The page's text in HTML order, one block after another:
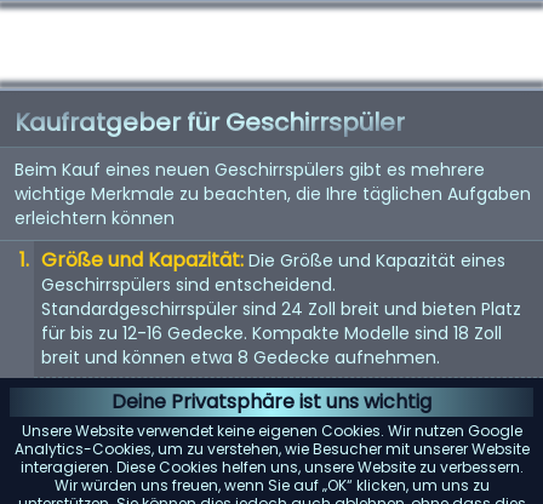
Deine Privatsphäre ist uns wichtig
Unsere Website verwendet keine eigenen Cookies. Wir nutzen Google
Analytics-Cookies, um zu verstehen, wie Besucher mit unserer Website
interagieren. Diese Cookies helfen uns, unsere Website zu verbessern.
Wir würden uns freuen, wenn Sie auf „OK“ klicken, um uns zu
Kaufratgeber für Geschirrspüler
Beim Kauf eines neuen Geschirrspülers gibt es mehrere
wichtige Merkmale zu beachten, die Ihre täglichen Aufgaben
erleichtern können
Größe und Kapazität: Die Größe und Kapazität eines
Geschirrspülers sind entscheidend.
Standardgeschirrspüler sind 24 Zoll breit und bieten Platz
für bis zu 12-16 Gedecke. Kompakte Modelle sind 18 Zoll
breit und können etwa 8 Gedecke aufnehmen.
Energieeffizienz: Achten Sie auf Geschirrspüler mit einer
Energy Star-Bewertung. Diese Modelle verbrauchen
weniger Wasser und Strom, was Ihnen langfristig Geld
spart.